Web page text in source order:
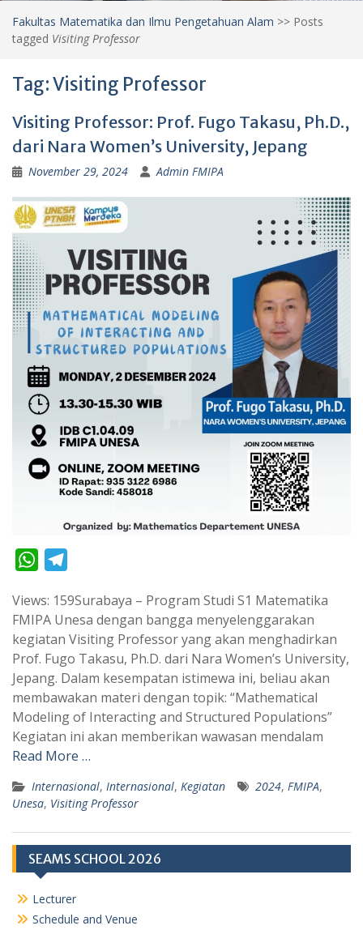
Fakultas Matematika dan Ilmu Pengetahuan Alam >> Posts
tagged Visiting Professor
Tag:Visiting Professor
Visiting Professor: Prof. Fugo Takasu, Ph.D.,
dari Nara Women’s University, Jepang
November 29, 2024 Admin FMIPA
W
a
s
A
p
p
l
e
g
r
a
m
Views: 159Surabaya – Program Studi S1 Matematika
FMIPA Unesa dengan bangga menyelenggarakan
kegiatan Visiting Professor yang akan menghadirkan
Prof. Fugo Takasu, Ph.D. dari Nara Women’s University,
Jepang. Dalam kesempatan istimewa ini, beliau akan
membawakan materi dengan topik: “Mathematical
Modeling of Interacting and Structured Populations”
Kegiatan ini akan memberikan wawasan mendalam
Read More …
Internasional, Internasional, Kegiatan 2024, FMIPA,
Unesa, Visiting Professor
SEAMS SCHOOL 2026
Lecturer
Schedule and Venue